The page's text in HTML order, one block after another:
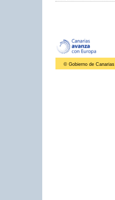
© Gobierno de Canarias